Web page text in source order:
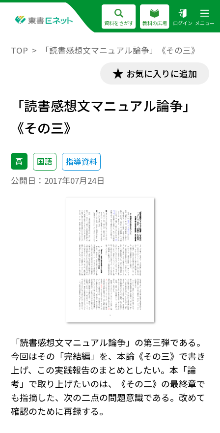
資料をさがす 教科の広場 ログイン メニュー
TOP 「読書感想文マニュアル論争」《その三》
お気に入りに追加
「読書感想文マニュアル論争」
《その三》
高 国語 指導資料
公開日： 2017年07月24日
「読書感想文マニュアル論争」の第三弾である。
今回はその「完結編」を、本論《その三》で書き
上げ、この実践報告のまとめとしたい。本「論
考」で取り上げたいのは、《その二》の最終章で
も指摘した、次の二点の問題意識である。改めて
確認のために再録する。